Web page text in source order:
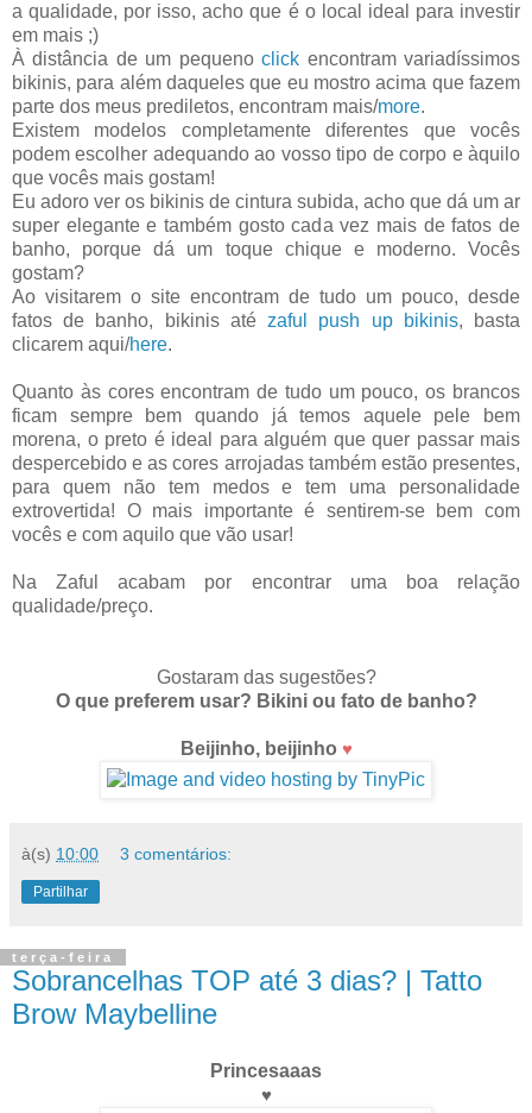
a qualidade, por isso, acho que é o local ideal para investir
em mais ;)
À distância de um pequenoclick encontram variadíssimos
bikinis, para além daqueles que eu mostro acima que fazem
parte dos meus prediletos, encontram mais/more.
Existem modelos completamente diferentes que vocês
podem escolher adequando ao vosso tipo de corpo e àquilo
que vocês mais gostam!
Eu adoro ver os bikinis de cintura subida, acho que dá um ar
super elegante e também gosto cada vez mais de fatos de
banho, porque dá um toque chique e moderno. Vocês
gostam?
Ao visitarem o site encontram de tudo um pouco, desde
fatos de banho, bikinis atézaful push up bikinis, basta
clicarem aqui/here.
Quanto às cores encontram de tudo um pouco, os brancos
ficam sempre bem quando já temos aquele pele bem
morena, o preto é ideal para alguém que quer passar mais
despercebido e as cores arrojadas também estão presentes,
para quem não tem medos e tem uma personalidade
extrovertida! O mais importante é sentirem-se bem com
vocês e com aquilo que vão usar!
Na Zaful acabam por encontrar uma boa relação
qualidade/preço.
Gostaram das sugestões?
O que preferem usar? Bikini ou fato de banho?
Beijinho, beijinho ♥
à(s) 10:00 3 comentários:
Partilhar
terça-feira
Sobrancelhas TOP até 3 dias? | Tatto
Brow Maybelline
Princesaaas
♥